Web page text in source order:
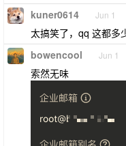
kuner0614 Jun 1
太搞笑了，qq 这都多
bowencool Jun 1
索然无味